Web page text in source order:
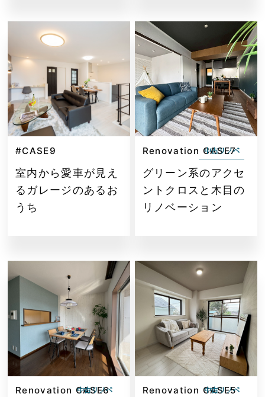
#CASE9
室内から愛車が見え
るガレージのあるお
うち
中古リノベ
Renovation CASE7
グリーン系のアクセ
ントクロスと木目の
リノベーション
中古リノベ
Renovation CASE6 中古リノベ
Renovation CASE5